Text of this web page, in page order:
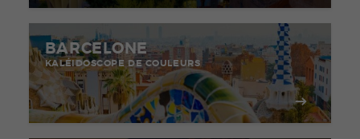
BARCELONE
KALÉIDOSCOPE DE COULEURS